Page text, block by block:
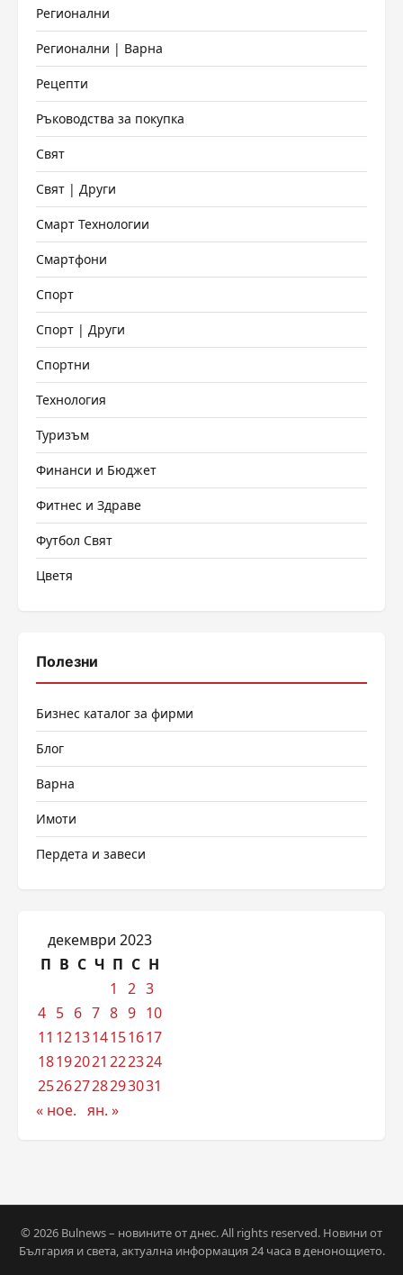
Регионални
Регионални | Варна
Рецепти
Ръководства за покупка
Свят
Свят | Други
Смарт Технологии
Смартфони
Спорт
Спорт | Други
Спортни
Технология
Туризъм
Финанси и Бюджет
Фитнес и Здраве
Футбол Свят
Цветя
Полезни
Бизнес каталог за фирми
Блог
Варна
Имоти
Пердета и завеси
декември 2023
П В С Ч П С Н
1
2 3
4 5 6 7 8 9 10
11 121314151617
18192021 222324
25262728293031
« ное. ян. »
© 2026 Bulnews – новините от днес. All rights reserved. Новини от
България и света, актуална информация 24 часа в денонощието.